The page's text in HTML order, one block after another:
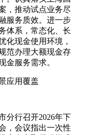
，推动试点业务尽
服务质效。进一步
体系，常态化、长
化现金使用环境，
范办理大额现金存
金服务需求。
应用覆盖
分行召开2026年下
，会议指出一次性